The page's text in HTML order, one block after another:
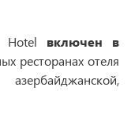
Hotel включен в
ресторанах отеля